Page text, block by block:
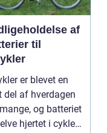
af
til
er blevet en
del af hverdagen
og batteriet
hjertet i cyklen.